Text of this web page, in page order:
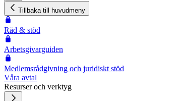
Tillbaka till huvudmeny
Råd & stöd
Arbetsgivarguiden
Medlemsrådgivning och juridiskt stöd
Våra avtal
Resurser och verktyg